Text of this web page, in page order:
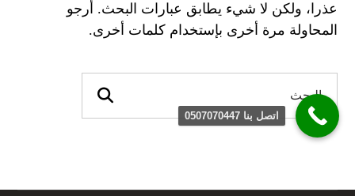
عذرا، ولكن لا شيء يطابق عبارات البحث. أرجو
المحاولة مرة أخرى بإستخدام كلمات أخرى.
اتصل بنا 0507070447